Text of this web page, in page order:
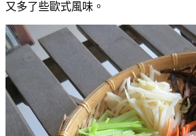
又多了些歐式風味。